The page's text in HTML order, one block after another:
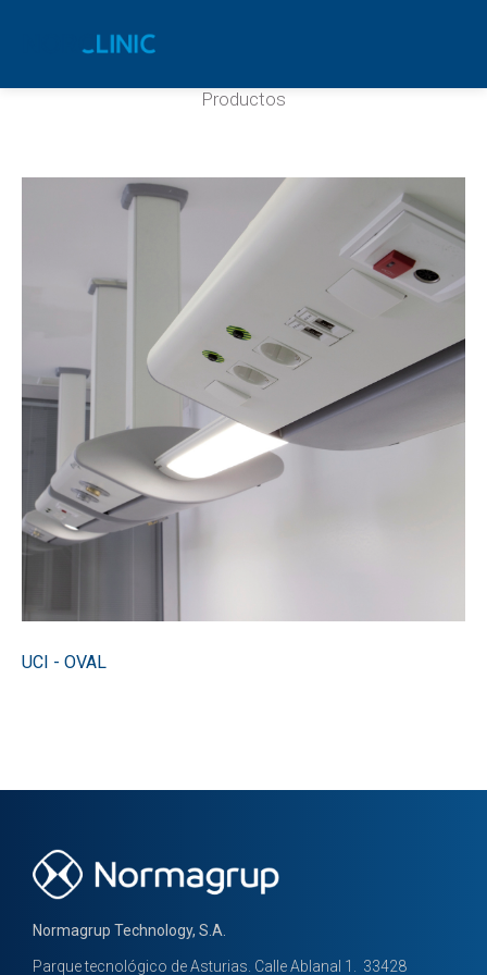
Productos
UCI - OVAL
Normagrup Technology, S.A.
Parque tecnológico de Asturias. Calle Ablanal 1. 33428